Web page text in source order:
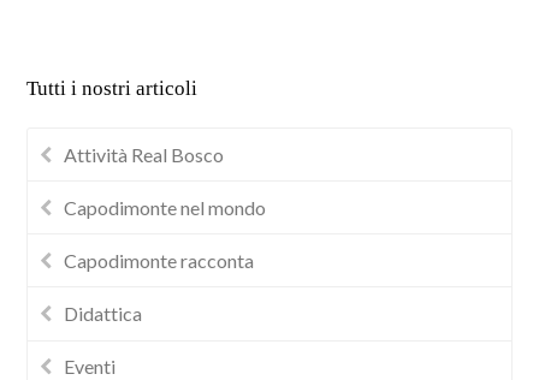
Tutti i nostri articoli
Attività Real Bosco
Capodimonte nel mondo
Capodimonte racconta
Didattica
Eventi